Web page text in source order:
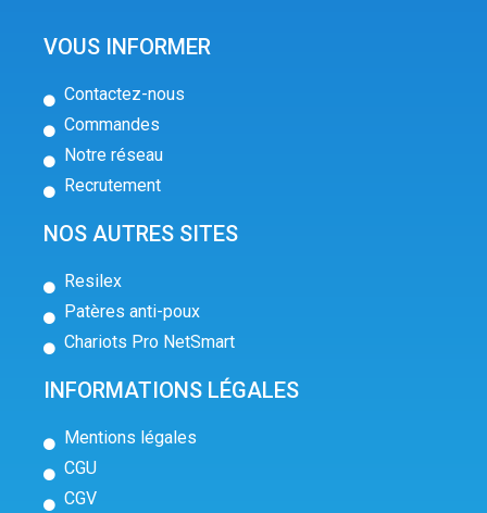
VOUS INFORMER
Contactez-nous
Commandes
Notre réseau
Recrutement
NOS AUTRES SITES
Resilex
Patères anti-poux
Chariots Pro NetSmart
INFORMATIONS LÉGALES
Mentions légales
CGU
CGV